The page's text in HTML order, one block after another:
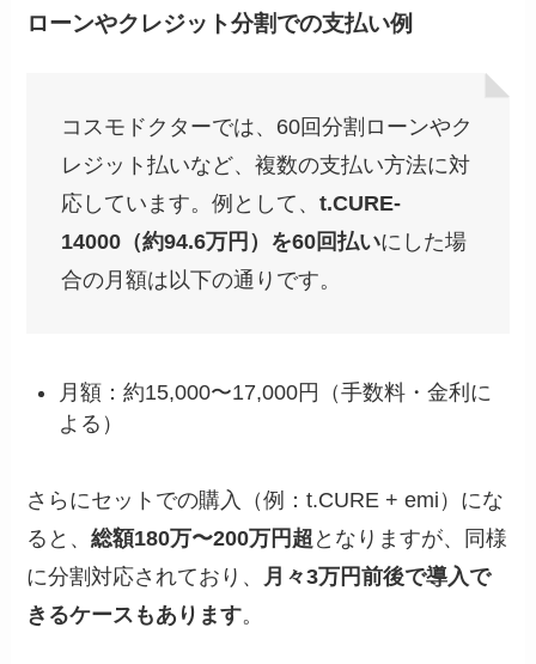
ローンやクレジット分割での支払い例
コスモドクターでは、60回分割ローンやク
レジット払いなど、複数の支払い方法に対
応しています。例として、t.CURE-
14000（約94.6万円）を60回払いにした場
合の月額は以下の通りです。
月額：約15,000〜17,000円（手数料・金利に
よる）
さらにセットでの購入（例：t.CURE + emi）にな
ると、総額180万〜200万円超 となりますが、同様
に分割対応されており、 月々3万円前後で導入で
きるケースもあります。